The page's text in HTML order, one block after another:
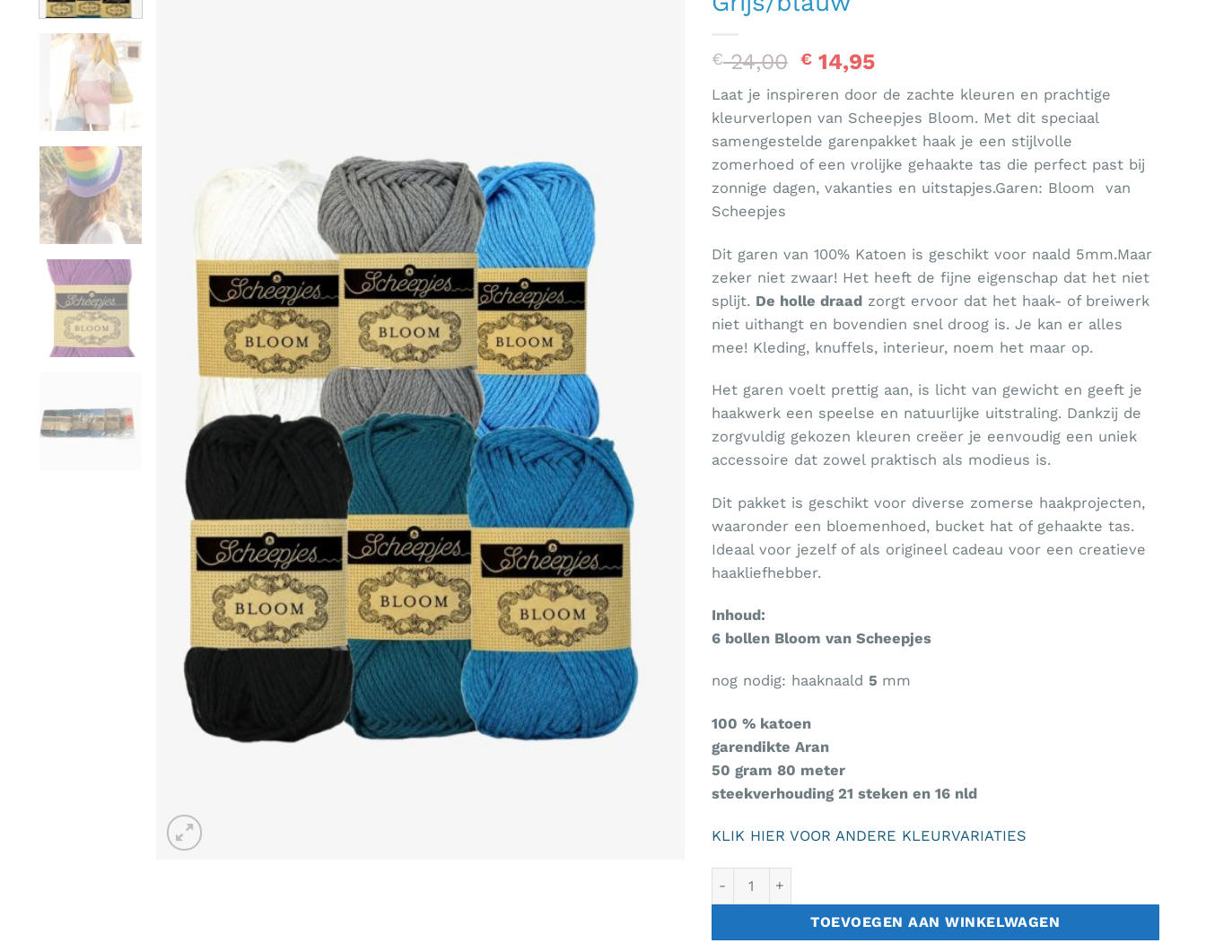
€24,00 Oorspronkelijke
was:
€ 24,00.
€ 14,95Huidige
prijs
is:
€ 14,95.
Laat je inspireren door de zachte kleuren en prachtige
kleurverlopen van Scheepjes Bloom. Met dit speciaal
samengestelde garenpakket haak je een stijlvolle
zomerhoed of een vrolijke gehaakte tas die perfect past bij
zonnige dagen, vakanties en uitstapjes.Garen: Bloom van
Scheepjes
Dit garen van 100% Katoen is geschikt voor naald 5mm.Maar
zeker niet zwaar! Het heeft de fijne eigenschap dat het niet
splijt. De holle draadzorgt ervoor dat het haak- of breiwerk
niet uithangt en bovendien snel droog is. Je kan er alles
mee! Kleding, knuffels, interieur, noem het maar op.
Het garen voelt prettig aan, is licht van gewicht en geeft je
haakwerk een speelse en natuurlijke uitstraling. Dankzij de
zorgvuldig gekozen kleuren creëer je eenvoudig een uniek
accessoire dat zowel praktisch als modieus is.
Dit pakket is geschikt voor diverse zomerse haakprojecten,
waaronder een bloemenhoed, bucket hat of gehaakte tas.
Ideaal voor jezelf of als origineel cadeau voor een creatieve
haakliefhebber.
Inhoud:
6 bollen Bloom van Scheepjes
nog nodig: haaknaald 5 mm
100 % katoen
garendikte Aran
50 gram 80 meter
steekverhouding 21 steken en 16 nld
KLIK HIER VOOR ANDERE KLEURVARIATIES
TOEVOEGEN AAN WINKELWAGEN